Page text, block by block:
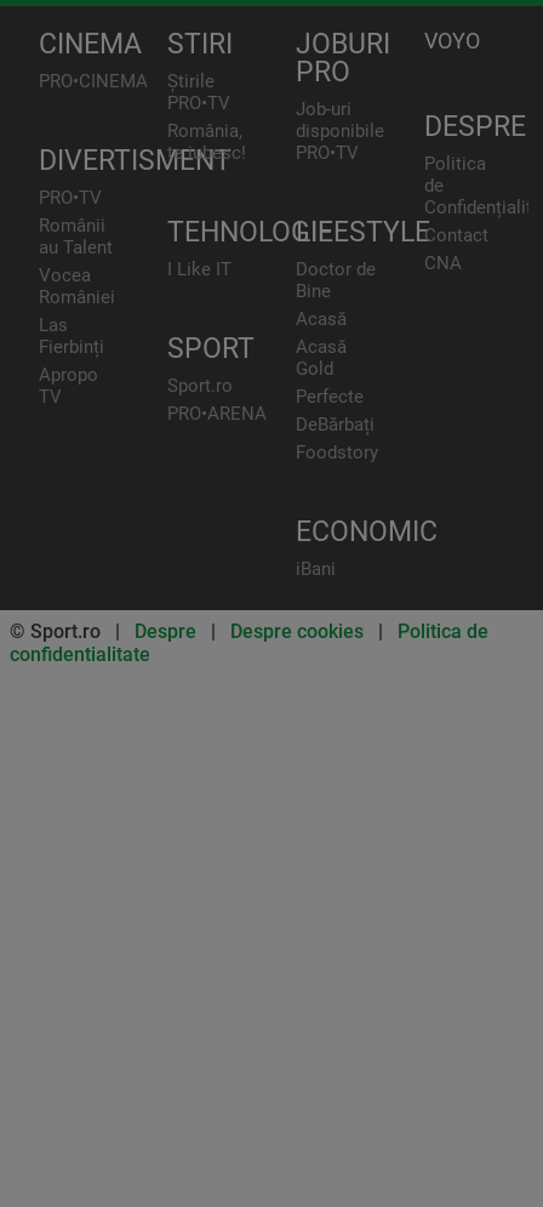
CINEMA
PRO•CINEMA
DIVERTISMENT
PRO•TV
Românii
au Talent
Vocea
României
Las
Fierbinți
Apropo
TV
STIRI
Știrile
PRO•TV
România,
te iubesc!
TEHNOLOGIE
I Like IT
SPORT
Sport.ro
PRO•ARENA
JOBURI
PRO
Job-uri
disponibile
PRO•TV
LIFESTYLE
Doctor de
Bine
Acasă
Acasă
Gold
Perfecte
DeBărbați
Foodstory
ECONOMIC
iBani
VOYO
DESPRE
Politica
de
Contact
CNA
© Sport.ro | Despre | Despre cookies | Politica de
confidentialitate